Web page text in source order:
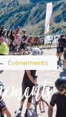
Évènements